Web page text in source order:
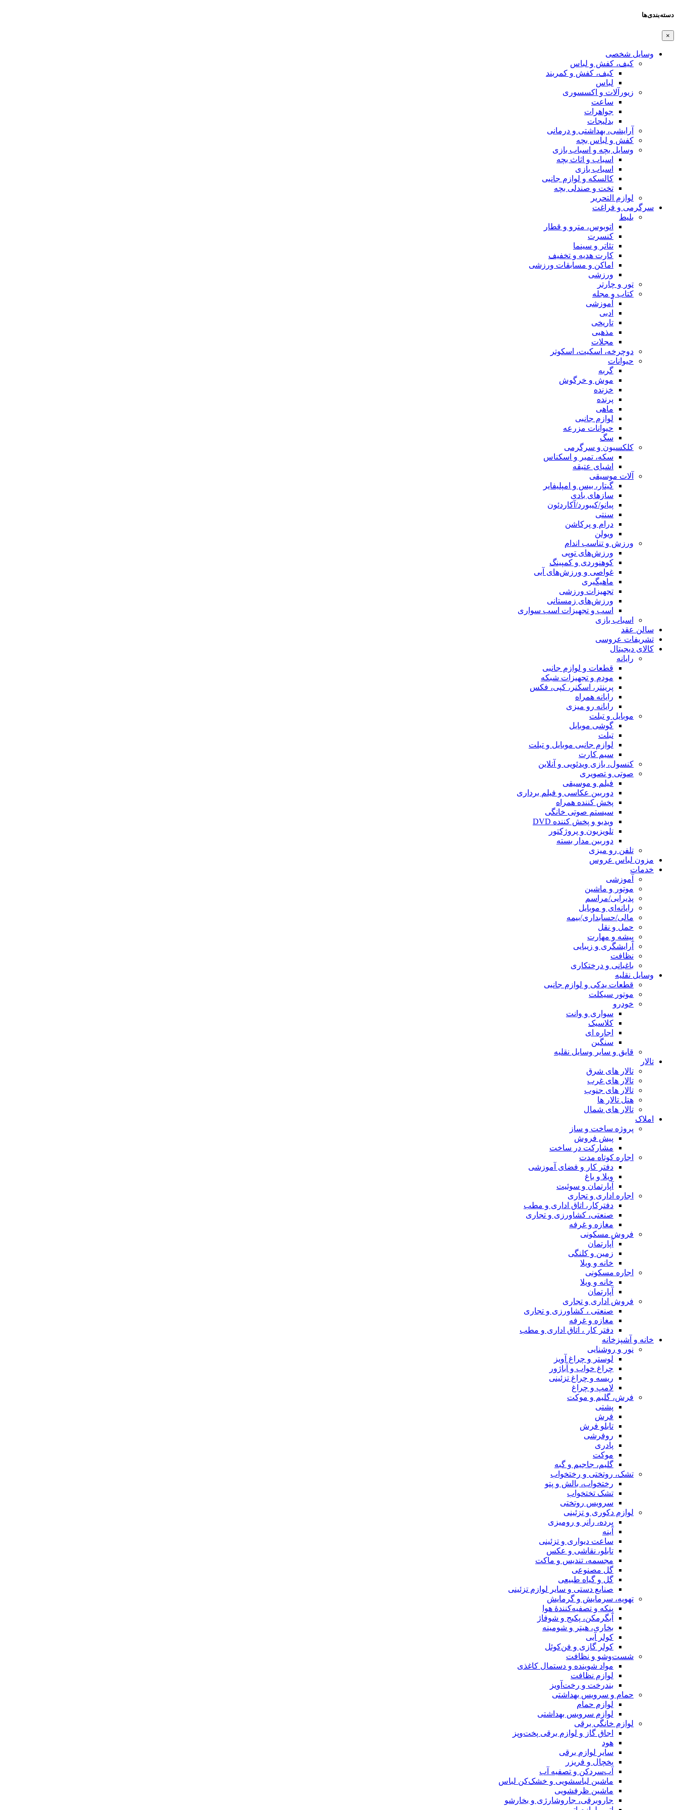
دسته‌بندی‌ها
×
وسایل شخصی
کیف، کفش و لباس
کیف، کفش و کمربند
لباس
زیورآلات و اکسسوری
ساعت
جواهرات
بدلیجات
آرایشی، بهداشتی و درمانی
کفش و لباس بچه
وسایل بچه و اسباب بازی
اسباب و اثاث بچه
اسباب بازی
کالسکه و لوازم جانبی
تخت و صندلی بچه
لوازم التحریر
سرگرمی و فراغت
بلیط
اتوبوس، مترو و قطار
کنسرت
تئاتر و سینما
کارت هدیه و تخفیف
اماکن و مسابقات ورزشی
ورزشی
تور و چارتر
کتاب و مجله
آموزشی
ادبی
تاریخی
مذهبی
مجلات
دوچرخه، اسکیت، اسکوتر
حیوانات
گربه
موش و خرگوش
خزنده
پرنده
ماهی
لوازم جانبی
حیوانات مزرعه
سگ
کلکسیون و سرگرمی
سکه، تمبر و اسکناس
اشیای عتیقه
آلات موسیقی
گیتار، بیس و امپلیفایر
سازهای بادی
پیانو/کیبورد/آکاردئون
سنتی
درام و پرکاشن
ویولن
ورزش و تناسب اندام
ورزش‌های توپی
کوهنوردی و کمپینگ
غواصی و ورزش‌های آبی
ماهیگیری
تجهیزات ورزشی
ورزش‌های زمستانی
اسب و تجهیزات اسب سواری
اسباب‌ بازی
سالن عقد
تشریفات عروسی
کالای دیجیتال
رایانه
قطعات و لوازم جانبی
مودم و تجهیزات شبکه
پرینتر، اسکنر، کپی، فکس
رایانه همراه
رایانه رو میزی
موبایل و تبلت
گوشی موبایل
تبلت
لوازم جانبی موبایل و تبلت
سیم کارت
کنسول، بازی‌ ویدئویی و آنلاین
صوتی و تصویری
فیلم و موسیقی
دوربین عکاسی و فیلم برداری
پخش کننده همراه
سیستم صوتی خانگی
ویدیو و پخش کننده DVD
تلویزیون و پروژکتور
دوربین مدار بسته
تلفن رو میزی
مزون لباس عروس
خدمات
آموزشی
موتور و ماشین
پذیرایی/مراسم
رایانه‌ای و موبایل
مالی/حسابداری/بیمه
حمل و نقل
پیشه و مهارت
آرایشگری و زیبایی
نظافت
باغبانی و درختکاری
وسایل نقلیه
قطعات یدکی و لوازم جانبی
موتور سیکلت
خودرو
سواری و وانت
کلاسیک
اجاره ای
سنگین
قایق و سایر وسایل نقلیه
تالار
تالار های شرق
تالار های غرب
تالار های جنوب
هتل تالار ها
تالار های شمال
املاک
پروژه ساخت و ساز
پیش فروش
مشارکت در ساخت
اجاره کوتاه مدت
دفتر کار و فضای آموزشی
ویلا و باغ
آپارتمان و سوئیت
اجاره اداری و تجاری
دفترکار، اتاق اداری و مطب
صنعتی، کشاورزی و تجاری
مغازه و غرفه
فروش مسکونی
آپارتمان
زمین و کلنگی
خانه و ویلا
اجاره مسکونی
خانه و ویلا
آپارتمان
فروش اداری و تجاری
صنعتی ، کشاورزی و تجاری
مغازه و غرفه
دفتر کار ، اتاق اداری و مطب
خانه و آشپزخانه
نور و روشنایی
لوستر و چراغ آویز
چراغ خواب و آباژور
ریسه و چراغ تزئینی
لامپ و چراغ
فرش، گلیم و موکت
پشتی
فرش
تابلو فرش
روفرشی
پادری
موکت
گلیم، جاجیم و گبه
تشک، روتختی و رختخواب
رختخواب، بالش و پتو
تشک تختخواب
سرویس روتختی
لوازم دکوری و تزئینی
پرده، رانر و رومیزی
آینه
ساعت دیواری و تزئینی
تابلو، نقاشی و عکس
مجسمه، تندیس و ماکت
گل مصنوعی
گل و گیاه طبیعی
صنایع دستی و سایر لوازم تزئینی
تهویه، سرمایش و گرمایش
پنکه و تصفیه‌کنندهٔ هوا
آبگرمکن، پکیج و شوفاژ
بخاری، هیتر و شومینه
کولر آبی
کولر گازی و فن‌کوئل
شست‌وشو و نظافت
مواد شوینده و دستمال کاغذی
لوازم نظافت
بندرخت و رخت‌آویز
حمام و سرویس بهداشتی
لوازم حمام
لوازم سرویس بهداشتی
لوازم خانگی برقی
اجاق گاز و لوازم برقی پخت‌وپز
هود
سایر لوازم برقی
یخچال و فریزر
آب‌سردکن و تصفیه آب
ماشین لباسشویی و خشک‌کن لباس
ماشین ظرفشویی
جاروبرقی، جاروشارژی و بخارشو